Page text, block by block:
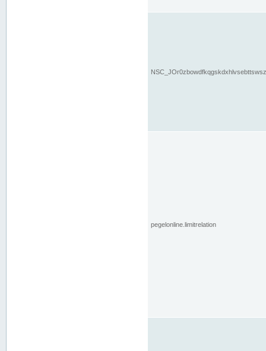
pegelonline.limitrelation